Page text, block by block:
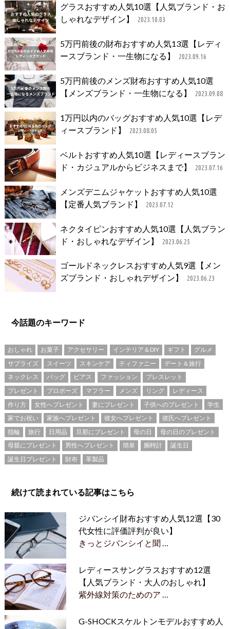
グラスおすすめ人気10選【人気ブランド・お
しゃれなデザイン】
2023.10.03
5万円前後の財布おすすめ人気13選【レディ
ースブランド・一生物になる】
2023.09.16
5万円前後のメンズ財布おすすめ人気10選
【メンズブランド・一生物になる】
2023.09.08
1万円以内のバッグおすすめ人気10選【レデ
ィースブランド】
2023.08.05
ベルトおすすめ人気10選【レディースブラン
ド・カジュアルからビジネスまで】
2023.07.16
メンズデニムジャケットおすすめ人気10選
【定番人気ブランド】
2023.07.12
ネクタイピンおすすめ人気10選【人気ブラン
ド・おしゃれなデザイン】
2023.06.25
ゴールドネックレスおすすめ人気9選【メン
ズブランド・おしゃれデザイン】
2023.06.23
今話題のキーワード
おしゃれ お菓子 アクセサリー インテリア＆DIY ギフト
グルメ
サプライズ
スイーツ スキンケア ティファニー
デート＆旅行
ネックレス
バッグ ピアス ファッション
ブレスレット
プレゼント
プロポーズ マフラー メンズ リング
レディース
作り方
女性へプレゼント 妻にプレゼント 子供へのプレゼント
学生
家でお祝い
家族へプレゼント 彼女へプレゼント
彼氏へプレゼント
指輪
旅行 日用品 旦那にプレゼント 母の日
母の日のプレゼント
母親にプレゼント
男性へプレゼント 簡単 腕時計
誕生日
誕生日プレゼント
財布 革製品
続けて読まれている記事はこちら
ジバンシイ財布おすすめ人気12選【30
代女性に評価評判が良い】
きっとジバンシイと聞 …
レディースサングラスおすすめ12選
【人気ブランド・大人のおしゃれ】
紫外線対策のためのア …
G-SHOCKスケルトンモデルおすすめ人